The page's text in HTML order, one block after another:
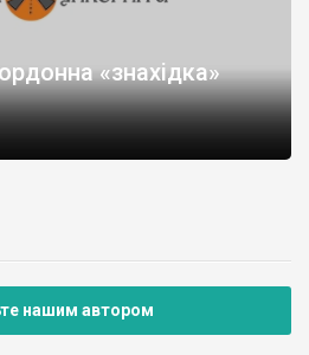
«знахідка»
нашим автором